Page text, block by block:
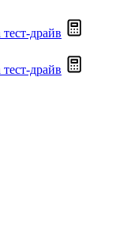
драйв
драйв